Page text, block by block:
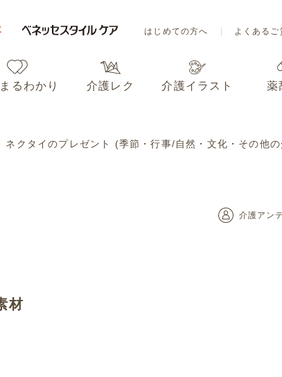
はじめての方へ よくあるご
るわかり 介護レク 介護イラスト 薬
ネクタイのプレゼント (季節・行事/自然・文化・その他
介護アン
材